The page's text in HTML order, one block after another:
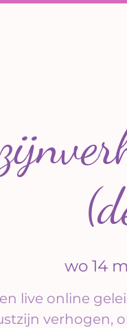
wo 14
live online
verhogen,